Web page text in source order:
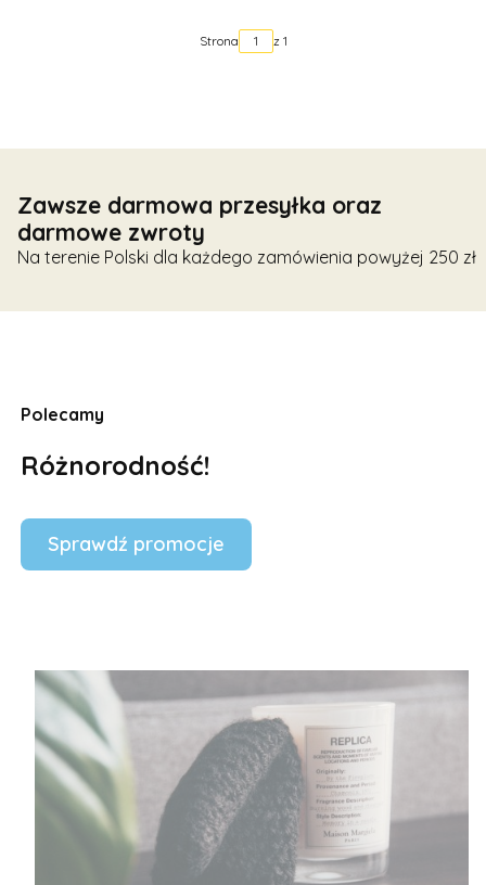
Strona z 1
Zawsze darmowa przesyłka oraz
darmowe zwroty
Na terenie Polski dla każdego zamówienia powyżej 250 zł
Polecamy
Różnorodność!
Sprawdź promocje